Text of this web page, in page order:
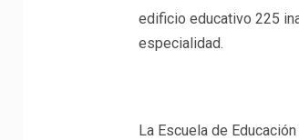
edificio educativo 225
especialidad.
La Escuela de